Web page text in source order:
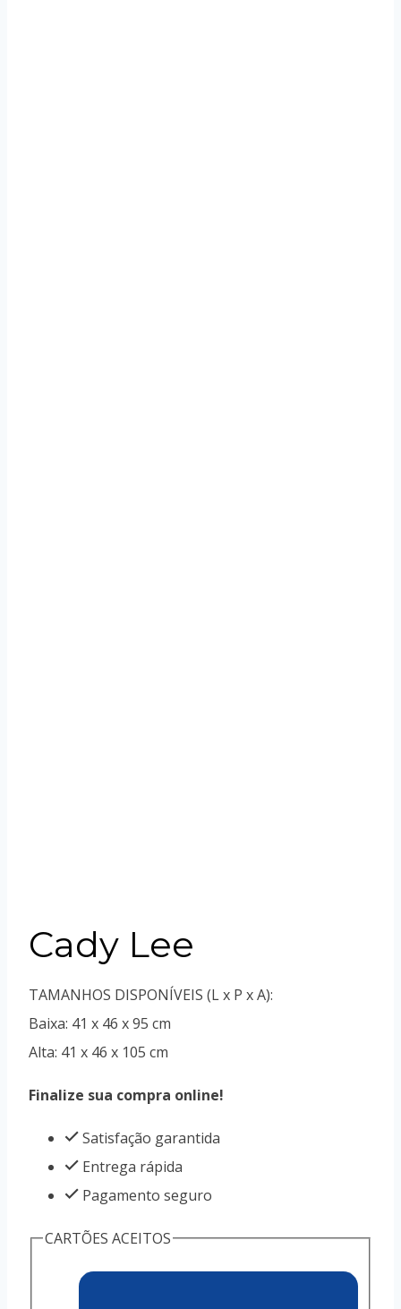
Cady Lee
TAMANHOS DISPONÍVEIS (L x P x A):
Baixa: 41 x 46 x 95 cm
Alta: 41 x 46 x 105 cm
Finalize sua compra online!
Satisfação garantida
Entrega rápida
Pagamento seguro
CARTÕES ACEITOS